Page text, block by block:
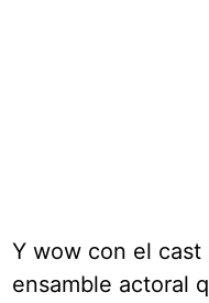
Y wow con el cast
ensamble actoral